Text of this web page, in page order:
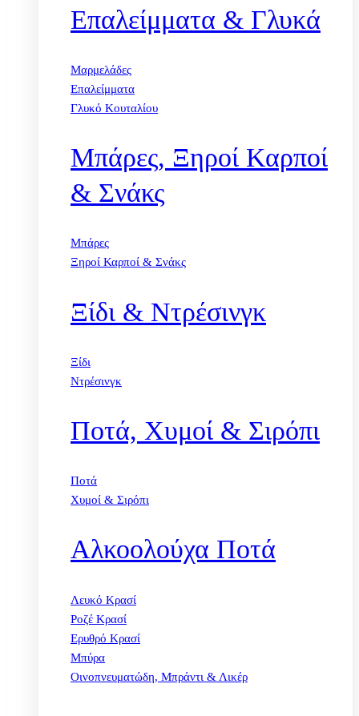
Επαλείμματα & Γλυκά
Μαρμελάδες
Επαλείμματα
Γλυκό Κουταλίου
Μπάρες, Ξηροί Καρποί
& Σνάκς
Μπάρες
Ξηροί Καρποί & Σνάκς
Ξίδι & Ντρέσινγκ
Ξίδι
Ντρέσινγκ
Ποτά, Χυμοί & Σιρόπι
Ποτά
Χυμοί & Σιρόπι
Αλκοολούχα Ποτά
Λευκό Κρασί
Ροζέ Κρασί
Ερυθρό Κρασί
Μπύρα
Οινοπνευματώδη, Μπράντι & Λικέρ